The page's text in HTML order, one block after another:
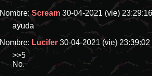
Nombre:Scream 30-04-2021 (vie) 23:29:16
ayuda
Nombre: Lucifer 30-04-2021 (vie) 23:39:02
>>5
No.